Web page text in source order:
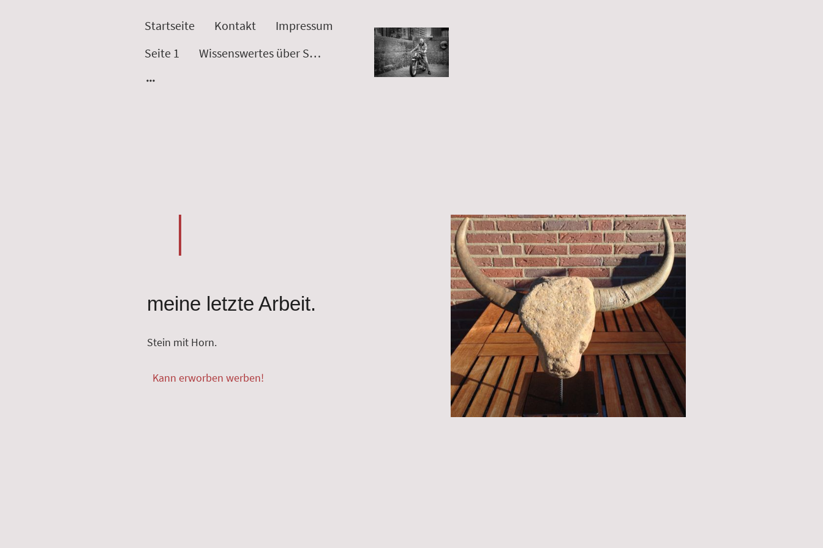
Startseite Kontakt
Impressum
Seite 1
Wissenswertes über Speichen.
meine letzte Arbeit.
Stein mit Horn.
Kann erworben werben!